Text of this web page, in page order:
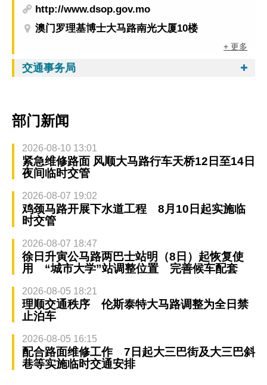
http://www.dsop.gov.mo
澳门罗理基博士大马路南光大厦10楼
+ 更多
交通事务局
部门新闻
2026-08-10 13:01
紧急维修路面 风顺大马路行车天桥12日至14日
夜间临时交管
2026-08-07 19:02
鸡颈马路开展下水道工程 8月10日起实施临
时交管
2026-08-07 18:47
徐日升寅公马路两巴士站明（8日）起恢复使
用 “城市大学”站调整位置 完善候车配套
2026-08-05 18:21
理顺交通秩序 伦斯泰特大马路调整为全日禁
止泊车
2026-08-05 16:15
配合路面维修工作 7日起大三巴街及大三巴斜
巷等实施临时交通安排